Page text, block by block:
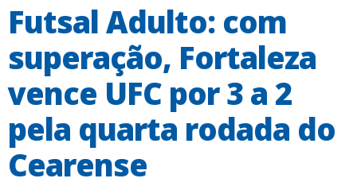
Futsal Adulto: com
superação, Fortaleza
vence UFC por 3 a 2
pela quarta rodada do
Cearense